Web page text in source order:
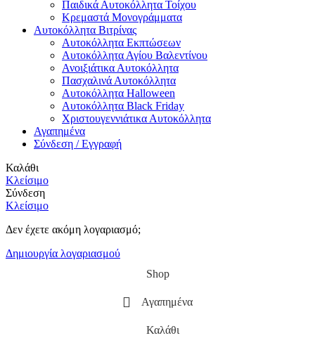
Παιδικά Αυτοκόλλητα Τοίχου
Κρεμαστά Μονογράμματα
Αυτοκόλλητα Βιτρίνας
Αυτοκόλλητα Εκπτώσεων
Αυτοκόλλητα Αγίου Βαλεντίνου
Ανοιξιάτικα Αυτοκόλλητα
Πασχαλινά Αυτοκόλλητα
Αυτοκόλλητα Halloween
Αυτοκόλλητα Black Friday
Χριστουγεννιάτικα Αυτοκόλλητα
Αγαπημένα
Σύνδεση / Εγγραφή
Καλάθι
Κλείσιμο
Σύνδεση
Κλείσιμο
Δεν έχετε ακόμη λογαριασμό;
Δημιουργία λογαριασμού
Shop
Αγαπημένα
Καλάθι